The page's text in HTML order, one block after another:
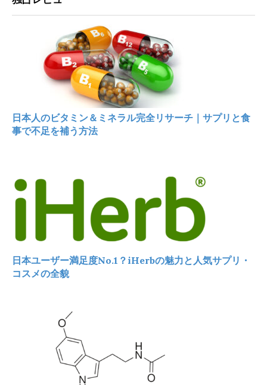
日本人のビタミン＆ミネラル完全リサーチ｜サプリと食
事で不足を補う方法
日本ユーザー満足度No.1？iHerbの魅力と人気サプリ・
コスメの全貌